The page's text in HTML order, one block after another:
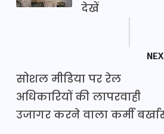
देखें
सोशल मीडिया पर रेल
अधिकारियों की लापरवाही
उजागर करने वाला कर्मी